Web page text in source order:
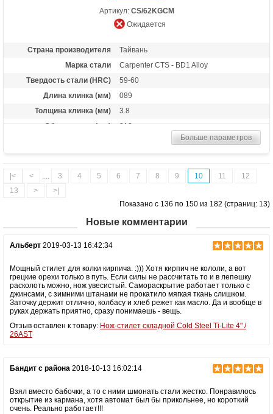
Артикул: CS/62KGCM
Ожидается
Страна производителя
Тайвань
Марка стали
Carpenter CTS - BD1 Alloy
Твердость стали (HRC)
59-60
Длина клинка (мм)
089
Толщина клинка (мм)
3.8
Общая длина (мм)
213
Материал рукоятки
Grivory
Длина в сложенном
состоянии
124
Высота (см)
3.3
Назначение
Универсальный нож, нож повседневного
Особенности
Рифленая шайба на обухе
Больше параметров
|< < .... 3 4 5 6 7 8 9 10 11
12
13
>
>|
Показано с 136 по 150 из 182 (страниц: 13)
Новые комментарии
Альберт 2019-03-13 16:42:34
Мощный стилет для колки кирпича. :))) Хотя кирпич не кололи, а вот
грецкие орехи только в путь. Если силы не рассчитать то и в лепешку
расколоть можно, нож увесистый. Самораскрытие работает только с
джинсами, с зимними штанами не прокатило мягкая ткань слишком.
Заточку держит отлично, колбасу и хлеб режет как масло. Да и вообще в
руках держать приятно, сразу понимаешь - вещь.
Отзыв оставлен к товару: Нож-стилет складной Cold Steel Ti-Lite 4" /
26AST
Бандит с района 2018-10-13 16:02:14
Взял вместо бабочки, а то с ними шмонать стали жестко. Понравилось
открытие из кармана, хотя автомат был бы прикольнее, но короткий
очень. Реально работает!!!